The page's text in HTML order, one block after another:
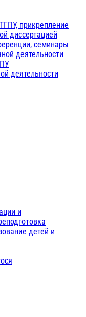
прикрепление
диссертацией
семинары
деятельности
деятельности
и
детей и